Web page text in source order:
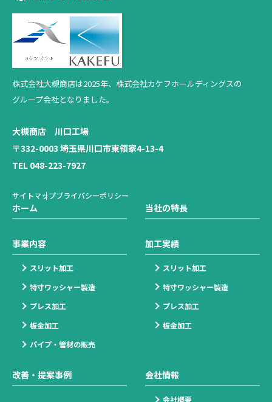
株式会社大槻商店は2025年、 株式会社カケフホールディングスの
グループ会社となりました。
大槻商店 川口工場
〒332-0003 埼玉県川口市東領家4-13-4
TEL 048-223-7927
サイトマッププライバシーポリシー
ホーム 当社の特長
事業内容
スリット加工
特寸ワッシャー製造
プレス加工
板金加工
パイプ・管材の販売
加工実績
スリット加工
特寸ワッシャー製造
プレス加工
板金加工
改善・提案事例 会社情報
会社概要